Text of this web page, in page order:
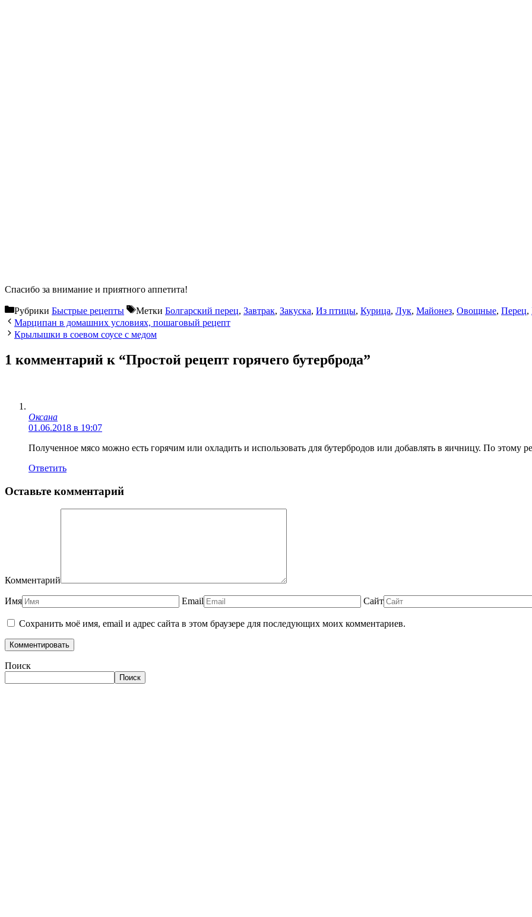
Спасибо за внимание и приятного аппетита!
Рубрики Быстрые рецепты Метки Болгарский перец, Завтрак, Закуска, Из птицы, Курица, Лук, Майонез, Овощные, Перец,
Марципан в домашних условиях, пошаговый рецепт
Крылышки в соевом соусе с медом
1 комментарий к “Простой рецепт горячего бутерброда”
Оксана
01.06.2018 в 19:07
Полученное мясо можно есть горячим или охладить и использовать для бутербродов или добавлять в яичницу. По этому
Ответить
Оставьте комментарий
Комментарий
Имя Email Сайт
Сохранить моё имя, email и адрес сайта в этом браузере для последующих моих комментариев.
Поиск
Поиск